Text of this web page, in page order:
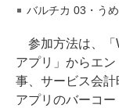
バルチカ 03・う
参加方法は、「
アプリ」からエ
事、サービス会
アプリのバーコ